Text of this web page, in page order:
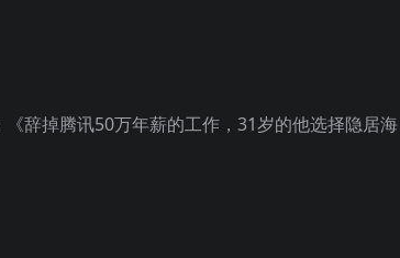
辞掉腾讯50万年薪的工作，31岁的他选择隐居海